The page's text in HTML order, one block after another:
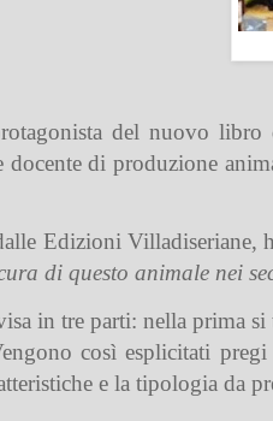
del nuovo
docente di produzione
Edizioni Villadiseriane,
di questo animale nei
in tre parti: nella prima
così esplicitati
e la tipologia da